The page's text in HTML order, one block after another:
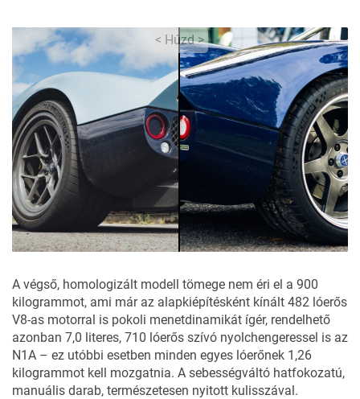
< Húzd >
A végső, homologizált modell tömege nem éri el a 900
kilogrammot, ami már az alapkiépítésként kínált 482 lóerős
V8-as motorral is pokoli menetdinamikát ígér, rendelhető
azonban 7,0 literes, 710 lóerős szívó nyolchengeressel is az
N1A – ez utóbbi esetben minden egyes lóerőnek 1,26
kilogrammot kell mozgatnia. A sebességváltó hatfokozatú,
manuális darab, természetesen nyitott kulisszával.